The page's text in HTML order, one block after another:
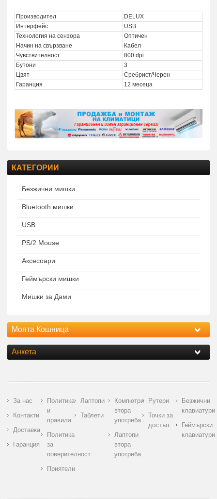
Производител
DELUX
Интерфейс
USB
Технология на сензора
Оптичен
Начин на свързване
Кабел
Чувствителност
800 dpi
Бутони
3
Цвят
Сребрист/Черен
Гаранция
12 месеца
КАТЕГОРИИ
Безжични мишки
Bluetooth мишки
USB
PS/2 Mouse
Аксесоари
Геймърски мишки
Мишки за Дами
Моята Кошница
Анкета
За нас
Контакти
Доставка
Гаранция
Политика
и
правила
Политика
за
поверителност
Приятели
Лаптопи
Таблети
Компютри
втора
употреба
Лаптопи
втора
употреба
Рутери
Точки за
достъп
Безжични
клавиатури
Геймърски
клавиатури